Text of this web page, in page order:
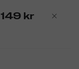
149 kr